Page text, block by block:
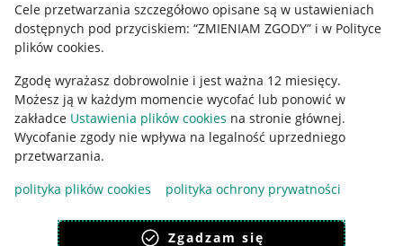
Cele przetwarzania szczegółowo opisane są w ustawieniach
dostępnych pod przyciskiem: “ZMIENIAM ZGODY” i w Polityce
plików cookies.
Zgodę wyrażasz dobrowolnie i jest ważna 12 miesięcy.
Możesz ją w każdym momencie wycofać lub ponowić w
zakładce Ustawienia plików cookies na stronie głównej.
Wycofanie zgody nie wpływa na legalność uprzedniego
przetwarzania.
polityka plików cookies
polityka ochrony prywatności
Zgadzam się
Udostępnianie lokalizacji
Informacje dla Aktu o Usługach Cyfrowych
Pobierz aplikację